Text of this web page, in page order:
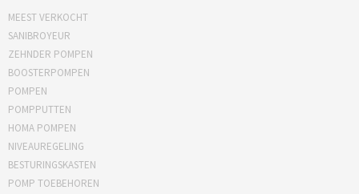
MEEST VERKOCHT
SANIBROYEUR
ZEHNDER POMPEN
BOOSTERPOMPEN
POMPEN
POMPPUTTEN
HOMA POMPEN
NIVEAUREGELING
BESTURINGSKASTEN
POMP TOEBEHOREN